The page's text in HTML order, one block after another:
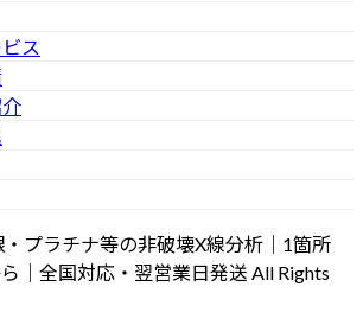
ス
プラチナ等の非破壊X線分析｜1箇所
｜全国対応・翌営業日発送 All Rights